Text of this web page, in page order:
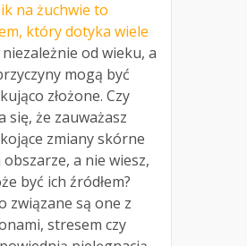
na żuchwie to
który dotyka wiele
od wieku, a
mogą być
złożone. Czy
się, że zauważasz
zmiany skórne
a nie wiesz,
być ich źródłem?
związane są one z
stresem czy